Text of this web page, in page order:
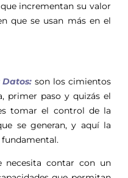
incrementan su valor
que se usan más en el
Datos: son los cimientos
primer paso y quizás el
tomar el control de la
se generan, y aquí la
necesita contar con un